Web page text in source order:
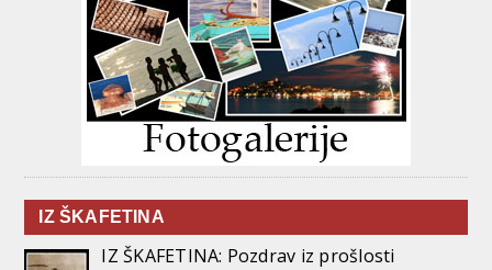
IZ ŠKAFETINA
IZ ŠKAFETINA: Pozdrav iz prošlosti